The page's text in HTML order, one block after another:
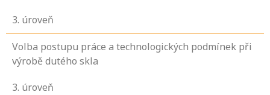
3. úroveň
Volba postupu práce a technologických podmínek při
výrobě dutého skla
3. úroveň